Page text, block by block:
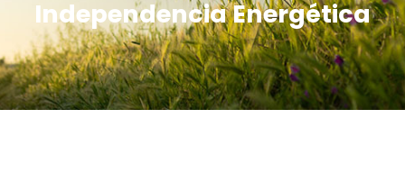
Independencia Energética